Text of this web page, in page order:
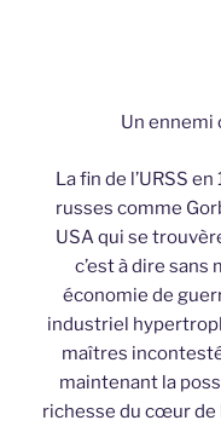
Un ennemi
La fin de l’URSS
russes comme
USA qui se
c’est à dire
économie de
industriel
maîtres
maintenant la
richesse du cœur de